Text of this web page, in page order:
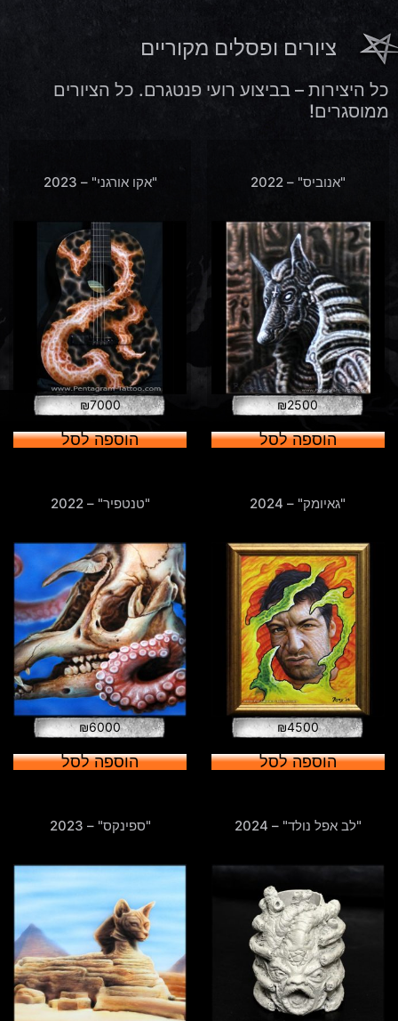
ציורים ופסלים מקוריים
כל היצירות – בביצוע רועי פנטגרם. כל הציורים
ממוסגרים!
"אנוביס" – 2022
₪2500
הוספה לסל
"אקו אורגני" – 2023
₪7000
הוספה לסל
"גאיומק" – 2024
₪4500
הוספה לסל
"טנטפיר" – 2022
₪6000
הוספה לסל
"לב אפל נולד" – 2024 "ספינקס" – 2023